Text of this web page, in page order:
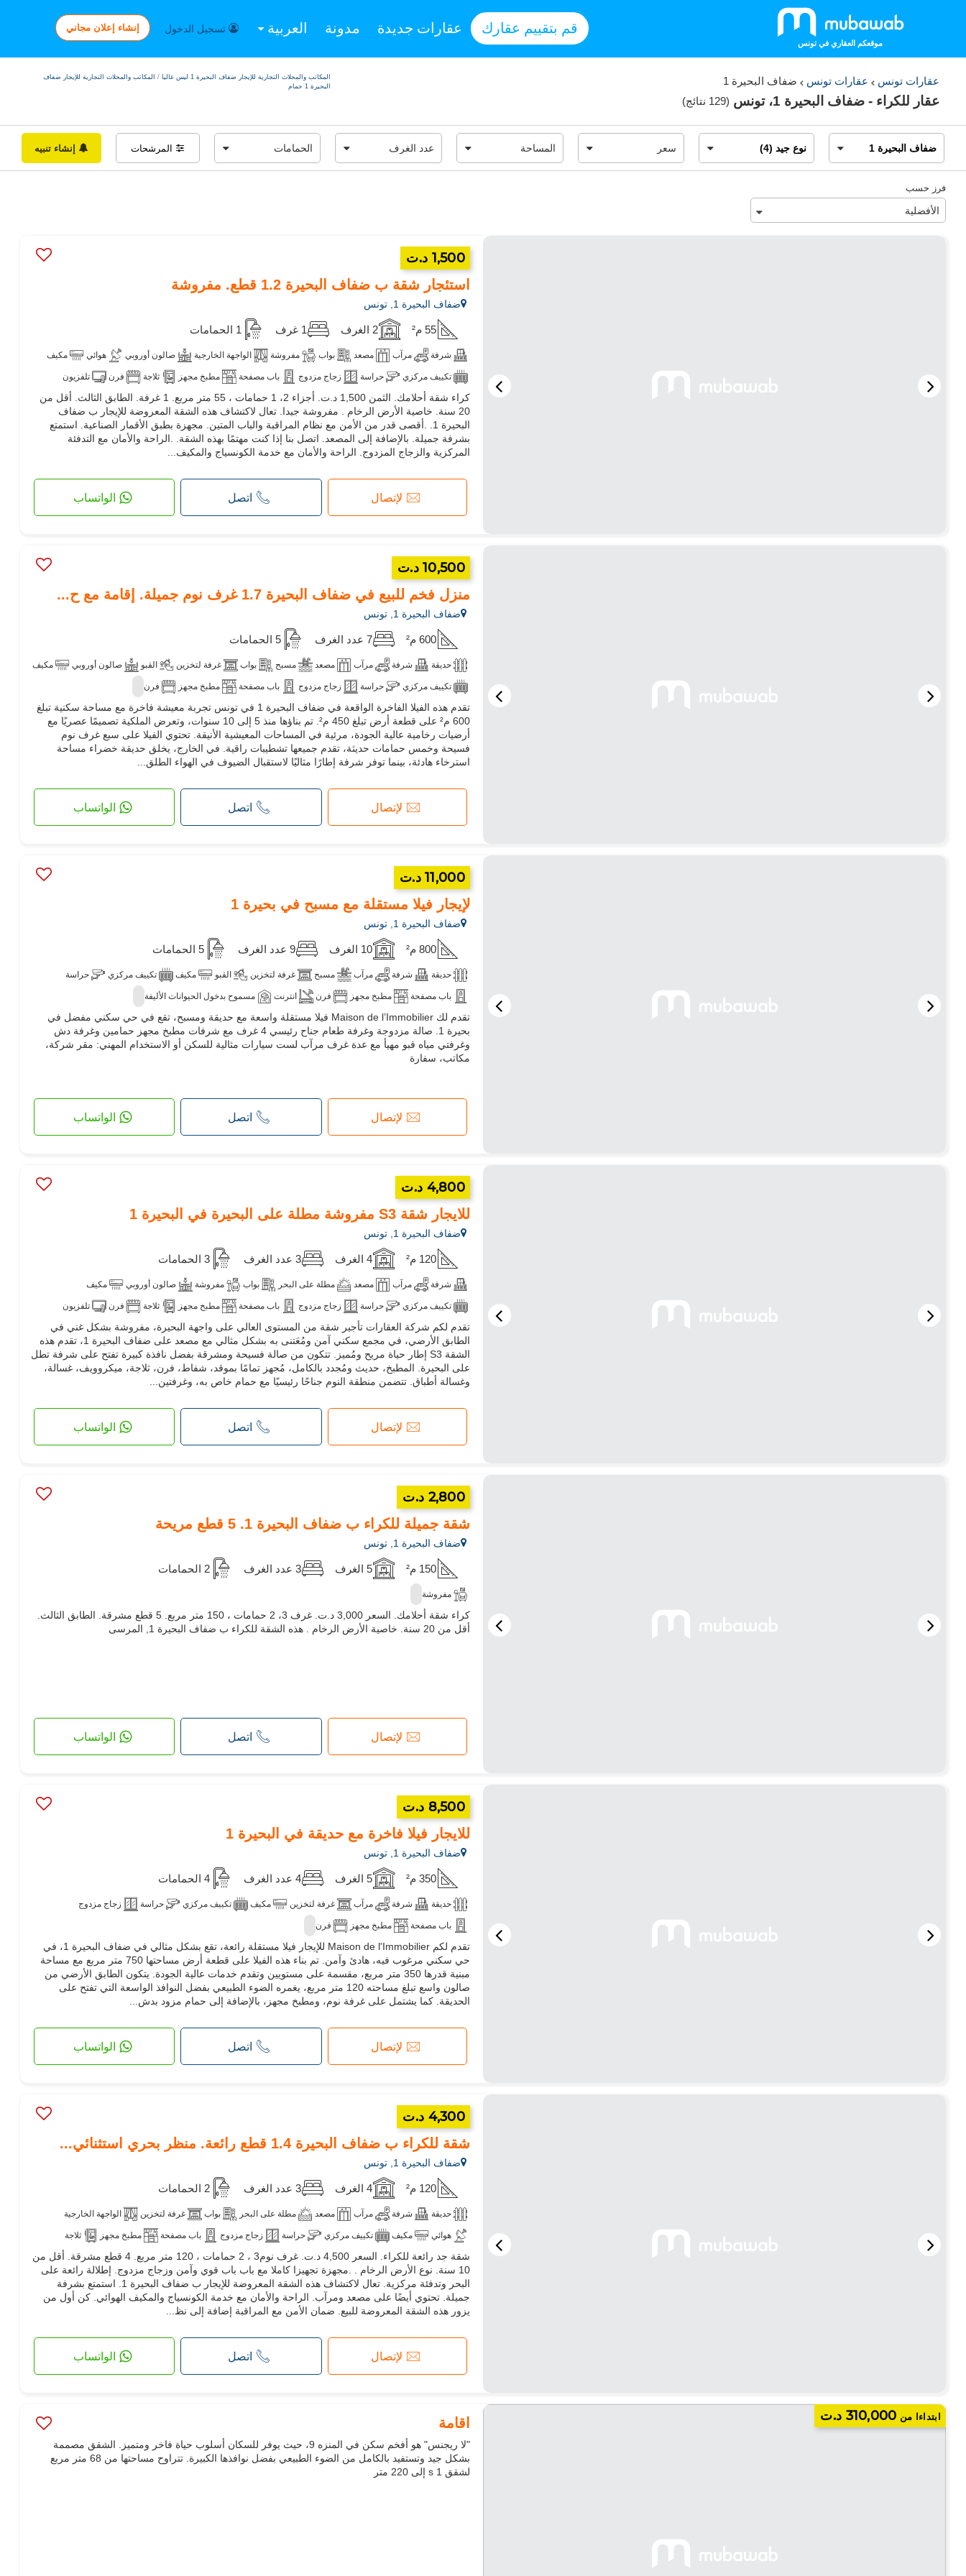
موقعكم العقاري في تونس
قم بتقييم عقارك عقارات جديدة مدونة العربية تسجيل الدخول إنشاء إعلان مجاني
عقارات تونس عقارات تونس ضفاف البحيرة 1
عقار للكراء - ضفاف البحيرة 1، تونس (129 نتائج )
المكاتب والمحلات التجارية للإيجار ضفاف البحيرة 1 ليس غاليا / المكاتب والمحلات التجارية للإيجار ضفاف
البحيرة 1 حمام
المرشحات إنشاء تنبيه
فرز حسب
1,500 د.ت
استئجار شقة ب ضفاف البحيرة 1.2 قطع. مفروشة
ضفاف البحيرة 1, تونس
55 م² 2 الغرف 1 غرف 1 الحمامات
شرفة مرآب مصعد بواب مفروشة الواجهة الخارجية صالون أوروبي هوائي مكيف
تكييف مركزي حراسة زجاج مزدوج باب مصفحة مطبخ مجهز ثلاجة فرن تلفزيون
آلة غسيل
كراء شقة أحلامك. الثمن 1,500 د.ت. أجزاء 2، 1 حمامات ، 55 متر مربع. 1 غرفة. الطابق الثالث. أقل من
20 سنة. خاصية الأرض الرخام . مفروشة جيدا. تعال لاكتشاف هذه الشقة المعروضة للإيجار ب ضفاف
البحيرة 1. .أقصى قدر من الأمن مع نظام المراقبة والباب المتين. مجهزة بطبق الأقمار الصناعية. استمتع
بشرفة جميلة. بالإضافة إلى المصعد. اتصل بنا إذا كنت مهتمًا بهذه الشقة. .الراحة والأمان مع التدفئة
المركزية والزجاج المزدوج. الراحة والأمان مع خدمة الكونسياج والمكيف...
لإتصال اتصل الواتساب
10,500 د.ت
منزل فخم للبيع في ضفاف البحيرة 1.7 غرف نوم جميلة. إقامة مع ح...
ضفاف البحيرة 1, تونس
600 م² 7 عدد الغرف 5 الحمامات
حديقة شرفة مرآب مصعد مسبح بواب غرفة لتخزين القبو صالون أوروبي مكيف
تكييف مركزي حراسة زجاج مزدوج باب مصفحة مطبخ مجهز فرن
تقدم هذه الفيلا الفاخرة الواقعة في ضفاف البحيرة 1 في تونس تجربة معيشة فاخرة مع مساحة سكنية تبلغ
600 م² على قطعة أرض تبلغ 450 م². تم بناؤها منذ 5 إلى 10 سنوات، وتعرض الملكية تصميمًا عصريًا مع
أرضيات رخامية عالية الجودة، مرئية في المساحات المعيشية الأنيقة. تحتوي الفيلا على سبع غرف نوم
فسيحة وخمس حمامات حديثة، تقدم جميعها تشطيبات راقية. في الخارج، يخلق حديقة خضراء مساحة
استرخاء هادئة، بينما توفر شرفة إطارًا مثاليًا لاستقبال الضيوف في الهواء الطلق...
لإتصال اتصل الواتساب
11,000 د.ت
لإيجار فيلا مستقلة مع مسبح في بحيرة 1
ضفاف البحيرة 1, تونس
800 م² 10 الغرف 9 عدد الغرف 5 الحمامات
حديقة شرفة مرآب مسبح غرفة لتخزين القبو مكيف تكييف مركزي حراسة
باب مصفحة مطبخ مجهز فرن انترنت مسموح بدخول الحيوانات الأليفة
تقدم لك Maison de l’Immobilier فيلا مستقلة واسعة مع حديقة ومسبح، تقع في حي سكني مفضل في
بحيرة 1. صالة مزدوجة وغرفة طعام جناح رئيسي 4 غرف مع شرفات مطبخ مجهز حمامين وغرفة دش
وغرفتي مياه قبو مهيأ مع عدة غرف مرآب لست سيارات مثالية للسكن أو الاستخدام المهني: مقر شركة،
مكاتب، سفارة
لإتصال اتصل الواتساب
4,800 د.ت
للايجار شقة S3 مفروشة مطلة على البحيرة في البحيرة 1
ضفاف البحيرة 1, تونس
120 م² 4 الغرف 3 عدد الغرف 3 الحمامات
شرفة مرآب مصعد مطلة على البحر بواب مفروشة صالون أوروبي مكيف
تكييف مركزي حراسة زجاج مزدوج باب مصفحة مطبخ مجهز ثلاجة فرن تلفزيون
ميكروويف انترنت
تقدم لكم شركة العقارات تأجير شقة من المستوى العالي على واجهة البحيرة، مفروشة بشكل غني في
الطابق الأرضي، في مجمع سكني آمن ومُعَتنى به بشكل مثالي مع مصعد على ضفاف البحيرة 1، تقدم هذه
الشقة S3 إطار حياة مريح ومُميز. تتكون من صالة فسيحة ومشرقة بفضل نافذة كبيرة تفتح على شرفة تطل
على البحيرة. المطبخ، حديث ومُجدد بالكامل، مُجهز تمامًا بموقد، شفاط، فرن، ثلاجة، ميكروويف، غسالة،
وغسالة أطباق. تتضمن منطقة النوم جناحًا رئيسيًا مع حمام خاص به، وغرفتين...
لإتصال اتصل الواتساب
2,800 د.ت
شقة جميلة للكراء ب ضفاف البحيرة 1. 5 قطع مريحة
ضفاف البحيرة 1, تونس
150 م² 5 الغرف 3 عدد الغرف 2 الحمامات
مفروشة
كراء شقة أحلامك. السعر 3,000 د.ت. غرف 3، 2 حمامات ، 150 متر مربع. 5 قطع مشرقة. الطابق الثالث.
أقل من 20 سنة. خاصية الأرض الرخام . هذه الشقة للكراء ب ضفاف البحيرة 1, المرسى
لإتصال اتصل الواتساب
8,500 د.ت
للايجار فيلا فاخرة مع حديقة في البحيرة 1
ضفاف البحيرة 1, تونس
350 م² 5 الغرف 4 عدد الغرف 4 الحمامات
حديقة شرفة مرآب غرفة لتخزين مكيف تكييف مركزي حراسة زجاج مزدوج
باب مصفحة مطبخ مجهز فرن
تقدم لكم Maison de l'Immobilier للإيجار فيلا مستقلة رائعة، تقع بشكل مثالي في ضفاف البحيرة 1، في
حي سكني مرغوب فيه، هادئ وآمن. تم بناء هذه الفيلا على قطعة أرض مساحتها 750 متر مربع مع مساحة
مبنية قدرها 350 متر مربع، مقسمة على مستويين وتقدم خدمات عالية الجودة. يتكون الطابق الأرضي من
صالون واسع تبلغ مساحته 120 متر مربع، يغمره الضوء الطبيعي بفضل النوافذ الواسعة التي تفتح على
الحديقة. كما يشتمل على غرفة نوم، ومطبخ مجهز، بالإضافة إلى حمام مزود بدش...
لإتصال اتصل الواتساب
4,300 د.ت
شقة للكراء ب ضفاف البحيرة 1.4 قطع رائعة. منظر بحري استثنائي...
ضفاف البحيرة 1, تونس
120 م² 4 الغرف 3 عدد الغرف 2 الحمامات
حديقة شرفة مرآب مصعد مطلة على البحر بواب غرفة لتخزين الواجهة الخارجية
هوائي مكيف تكييف مركزي حراسة زجاج مزدوج باب مصفحة مطبخ مجهز ثلاجة
فرن آلة غسيل ميكروويف انترنت مسموح بدخول الحيوانات الأليفة
شقة جد رائعة للكراء. السعر 4,500 د.ت. غرف نوم3 ، 2 حمامات ، 120 متر مربع. 4 قطع مشرقة. أقل من
10 سنة. نوع الأرض الرخام . .مجهزة تجهيزا كاملا مع باب باب قوي وآمن وزجاج مزدوج. إطلالة رائعة على
البحر وتدفئة مركزية. تعال لاكتشاف هذه الشقة المعروضة للإيجار ب ضفاف البحيرة 1. استمتع بشرفة
جميلة. تحتوي أيضًا على مصعد ومرآب. الراحة والأمان مع خدمة الكونسياج والمكيف الهوائي. كن أول من
يزور هذه الشقة المعروضة للبيع. ضمان الأمن مع المراقبة إضافة إلى نظ...
لإتصال اتصل الواتساب
ابتداءا من 310,000 د.ت اقامة
"لا ريجنس" هو أفخم سكن في المنزه 9، حيث يوفر للسكان أسلوب حياة فاخر ومتميز. الشقق مصممة
بشكل جيد وتستفيد بالكامل من الضوء الطبيعي بفضل نوافذها الكبيرة. تتراوح مساحتها من 68 متر مربع
لشقق s 1 إلى 220 متر